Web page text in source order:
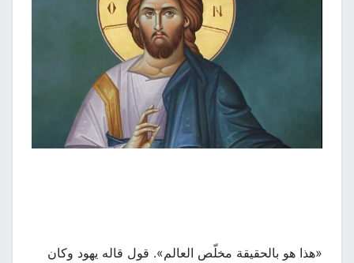
«هذا هو بالحقيقة مخلّص العالم». قول قاله يهود وكان